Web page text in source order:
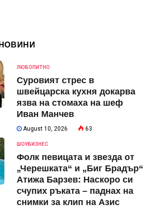
ЛЮБОПИТНО
Суровият стрес в
швейцарска кухня докарва
язва на стомаха на шеф
Иван Манчев
August 10, 2026 63
ШОУБИЗНЕС
Фолк певицата и звезда от
„Черешката“ и „Биг Брадър“
Атижа Барзев: Наскоро си
счупих ръката – паднах на
снимки за клип на Азис